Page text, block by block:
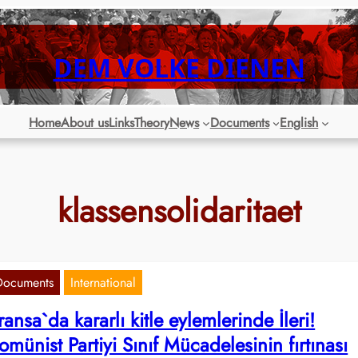
DEM VOLKE DIENEN
HomeAbout usLinksTheoryNews Documents English
klassensolidaritaet
International
kararlı kitle eylemlerinde İleri!
Partiyi Sınıf Mücadelesinin fırtınası